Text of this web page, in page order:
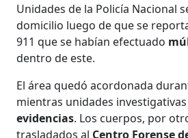
Unidades de la Policía Nacional
domicilio luego de que se
911 que se habían efectuado
dentro de este.
El área quedó acordonada
mientras unidades
evidencias. Los cuerpos, por
trasladados al Centro Forense